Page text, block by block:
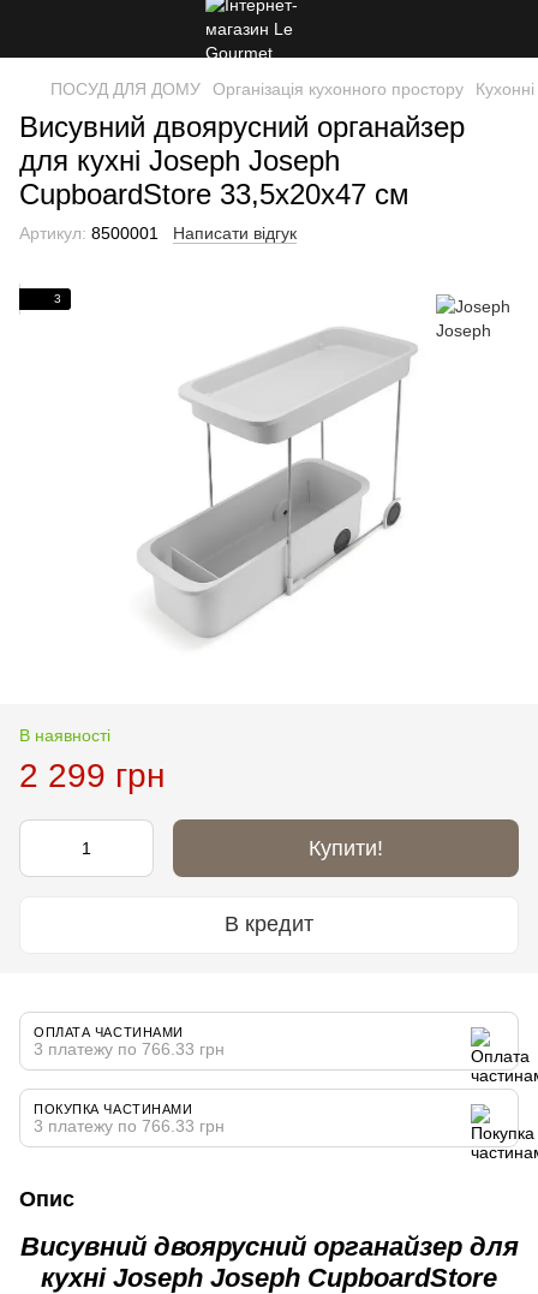
ПОСУД ДЛЯ ДОМУ Організація кухонного простору
Висувний двоярусний органайзер
для кухні Joseph Joseph
CupboardStore 33,5х20х47 см
Артикул: 8500001 Написати відгук
3
В наявності
2 299 грн
Купити!
В кредит
ОПЛАТА ЧАСТИНАМИ
3 платежу по 766.33 грн
ПОКУПКА ЧАСТИНАМИ
3 платежу по 766.33 грн
Опис
Висувний двоярусний органайзер для
кухні Joseph Joseph CupboardStore